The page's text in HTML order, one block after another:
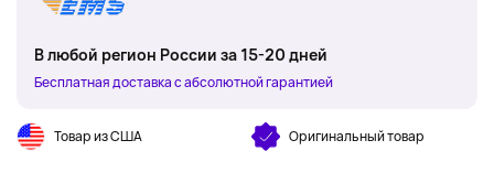
В любой регион России за 15-20 дней
Бесплатная доставка с абсолютной гарантией
Товар из США Оригинальный товар